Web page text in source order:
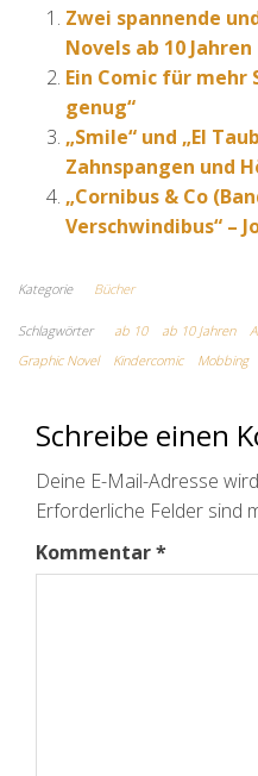
Zwei spannende
Novels ab 10 Jahren
Ein Comic für
genug“
„Smile“ und „El
Zahnspangen und
„Cornibus & Co
Verschwindibus“ –
Kategorie Bücher
Schlagwörter ab 10 ab 10 Jahren
Graphic Novel
Kindercomic Mobbing
Schreibe einen
Deine E-Mail-Adresse
Erforderliche Felder sind
Kommentar*